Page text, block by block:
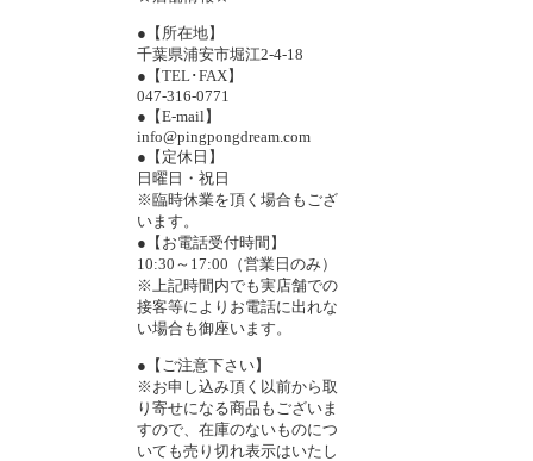
●【所在地】
千葉県浦安市堀江2-4-18
●【TEL･FAX】
047-316-0771
●【E-mail】
info@pingpongdream.com
●【定休日】
日曜日・祝日
※臨時休業を頂く場合もござ
います。
●【お電話受付時間】
10:30～17:00（営業日のみ）
※上記時間内でも実店舗での
接客等によりお電話に出れな
い場合も御座います。
●【ご注意下さい】
※お申し込み頂く以前から取
り寄せになる商品もございま
すので、在庫のないものにつ
いても売り切れ表示はいたし